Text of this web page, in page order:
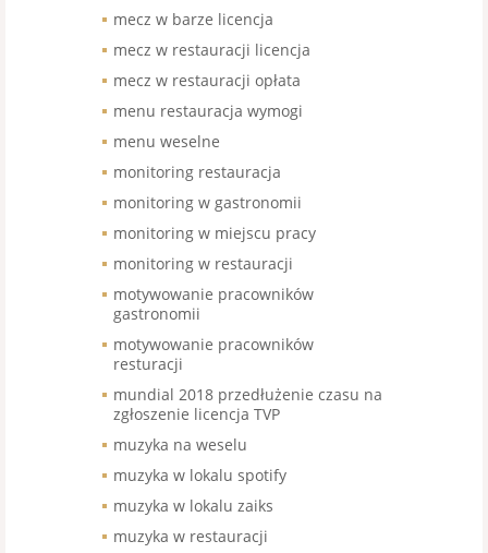
mecz w barze licencja
mecz w restauracji licencja
mecz w restauracji opłata
menu restauracja wymogi
menu weselne
monitoring restauracja
monitoring w gastronomii
monitoring w miejscu pracy
monitoring w restauracji
motywowanie pracowników
gastronomii
motywowanie pracowników
resturacji
mundial 2018 przedłużenie czasu na
zgłoszenie licencja TVP
muzyka na weselu
muzyka w lokalu spotify
muzyka w lokalu zaiks
muzyka w restauracji